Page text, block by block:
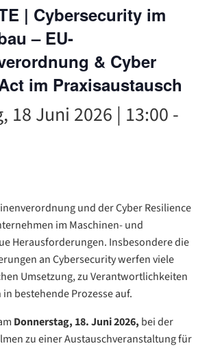
| Cybersecurity im
– EU-
& Cyber
im Praxisaustausch
18 Juni 2026 | 13:00 -
und der Cyber Resilience
im Maschinen- und
Herausforderungen. Insbesondere die
an Cybersecurity werfen viele
Umsetzung, zu Verantwortlichkeiten
bestehende Prozesse auf.
Donnerstag, 18. Juni 2026, bei der
zu einer Austauschveranstaltung für